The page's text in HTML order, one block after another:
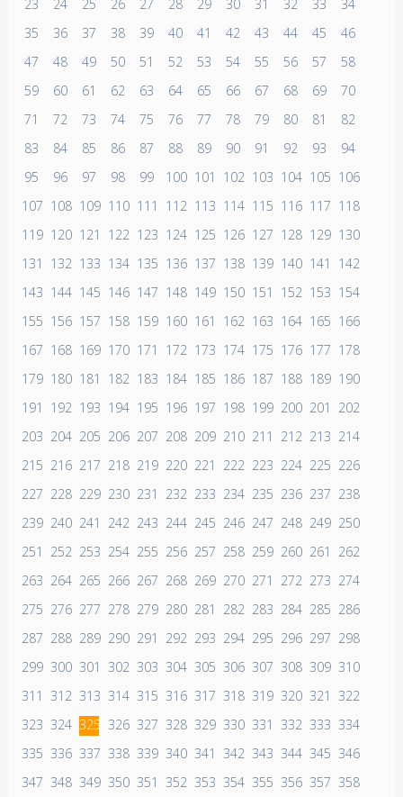
23 24 25 26 27 28 29 30 31 32 33
34
35
36 37 38 39 40 41 42 43 44 45
46
47
48 49 50 51 52 53 54 55 56 57
58
59
60 61 62 63 64 65 66 67 68 69
70
71
72 73 74 75 76 77 78 79 80 81
82
83
84 85 86 87 88 89 90 91 92 93
94
95
96 97 98 99 100 101 102 103 104 105 106
107 108 109 110 111 112 113 114 115 116 117 118
119 120 121 122 123 124 125 126 127 128 129 130
131
132 133 134 135 136 137 138 139 140 141
142
143 144 145 146 147 148 149 150 151 152 153 154
155 156 157 158 159 160 161 162 163 164 165 166
167 168 169 170 171 172 173 174 175 176 177 178
179 180 181 182 183 184 185 186 187 188 189 190
191
192 193 194 195 196 197 198 199 200 201
202
203 204 205 206 207 208 209 210 211 212 213 214
215 216 217 218 219 220 221 222 223 224 225 226
227 228 229 230 231 232 233 234 235 236 237 238
239 240 241 242 243 244 245 246 247 248 249 250
251
252 253 254 255 256 257 258 259 260 261
262
263 264 265 266 267 268 269 270 271 272 273 274
275 276 277 278 279 280 281 282 283 284 285 286
287 288 289 290 291 292 293 294 295 296 297 298
299 300 301 302 303 304 305 306 307 308 309 310
311
312 313 314 315 316 317 318 319 320 321
322
323 324 325 326 327 328 329 330 331 332 333 334
335 336 337 338 339 340 341 342 343 344 345 346
347 348 349 350 351 352 353 354 355 356 357 358